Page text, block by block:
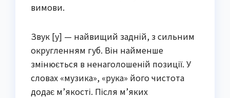
вимови.
Звук [у] — найвищий задній, з сильним
округленням губ. Він найменше
змінюється в ненаголошеній позиції. У
словах «музика», «рука» його чистота
додає м’якості. Після м’яких